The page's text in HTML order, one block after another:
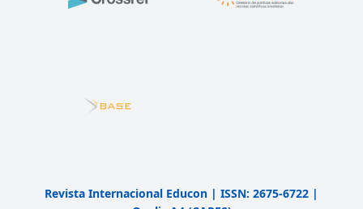
Revista Internacional Educon | ISSN: 2675-6722 |